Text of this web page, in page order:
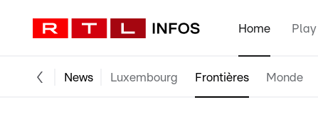
Home Play
News Luxembourg Frontières Monde